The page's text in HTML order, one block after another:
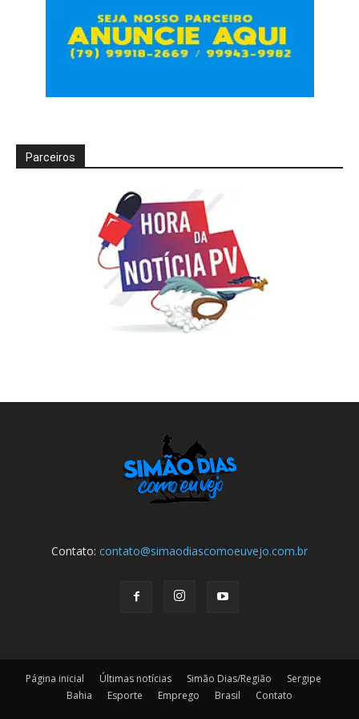
Parceiros
Contato: contato@simaodiascomoeuvejo.com.br
Página inicial Últimas notícias Simão Dias/Região
Sergipe
Bahia
Esporte Emprego Brasil Contato